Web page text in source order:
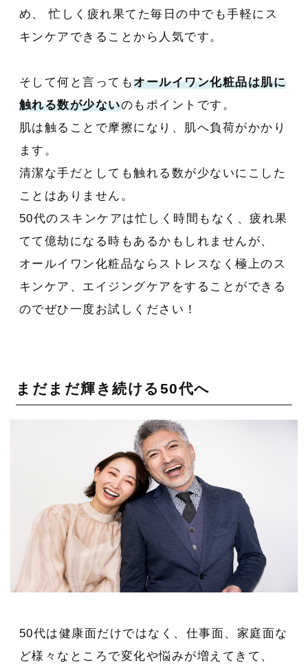
め、 忙しく疲れ果てた毎日の中でも手軽にス
キンケアできることから人気です。
そして何と言ってもオールイワン化粧品は肌に
触れる数が少ないのもポイントです。
肌は触ることで摩擦になり、肌へ負荷がかかり
ます。
清潔な手だとしても触れる数が少ないにこした
ことはありません。
50代のスキンケアは忙しく時間もなく、疲れ果
てて億劫になる時もあるかもしれませんが、
オールイワン化粧品ならストレスなく極上のス
キンケア、エイジングケアをすることができる
のでぜひ一度お試しください！
まだまだ輝き続ける50代へ
50代は健康面だけではなく、仕事面、家庭面な
ど様々なところで変化や悩みが増えてきて、